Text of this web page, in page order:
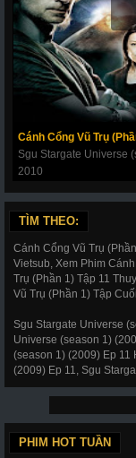
Cánh Cổng Vũ Trụ
Sgu Stargate Universe
2010
TÌM THEO:
Cánh Cổng Vũ Trụ
Vietsub, Xem Phim
Trụ (Phần 1) Tập 11
Vũ Trụ (Phần 1) Tập
Sgu Stargate Universe
Universe (season 1)
(season 1) (2009) Ep 11
(2009) Ep 11, Sgu
PHIM HOT TUẦN